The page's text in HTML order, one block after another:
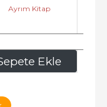
Ekle
-         2026
Ayrım Kitap
337,50